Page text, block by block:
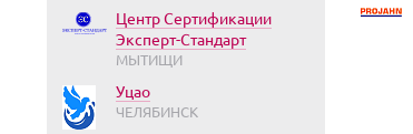
Центр Сертификации
Эксперт-Стандарт
МЫТИЩИ
Уцао
ЧЕЛЯБИНСК